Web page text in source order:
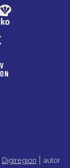
Digiregion | autor